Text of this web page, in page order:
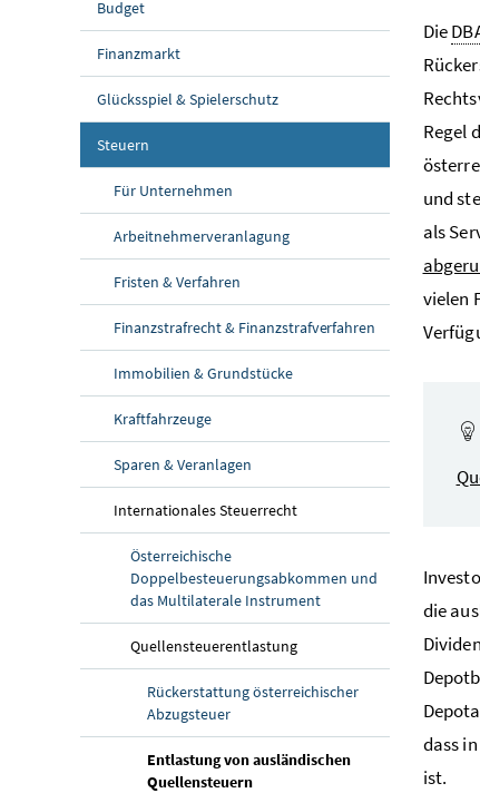
Budget
Finanzmarkt
Glücksspiel & Spielerschutz
Steuern
Für Unternehmen
Arbeitnehmerveranlagung
Fristen & Verfahren
Finanzstrafrecht & Finanzstrafverfahren
Immobilien & Grundstücke
Kraftfahrzeuge
Sparen & Veranlagen
Internationales Steuerrecht
Österreichische
Doppelbesteuerungsabkommen und
das Multilaterale Instrument
Quellensteuerentlastung
Rückerstattung österreichischer
Abzugsteuer
Entlastung von ausländischen
Quellensteuern(aktuelle Seite)
Die
Regel
und
als
vielen
die
dass
ist.